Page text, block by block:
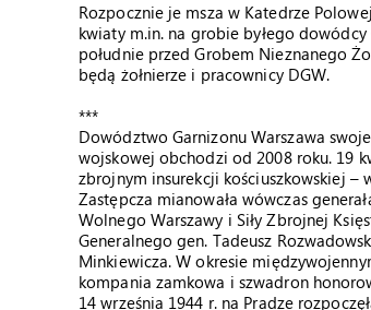
Rozpocznie je msza w Katedrze
kwiaty m.in. na grobie byłego
południe przed Grobem Nieznanego
będą żołnierze i pracownicy DGW.
***
Dowództwo Garnizonu Warszawa
wojskowej obchodzi od 2008 roku. 19
zbrojnym insurekcji kościuszkowskiej –
Zastępcza mianowała wówczas
Wolnego Warszawy i Siły Zbrojnej
Generalnego gen. Tadeusz
Minkiewicza. W okresie
kompania zamkowa i szwadron
14 września 1944 r. na Pradze